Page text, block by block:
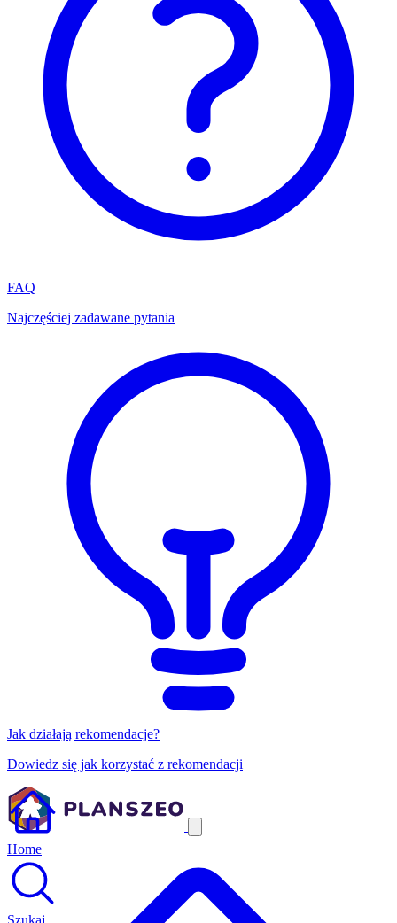
FAQ
Najczęściej zadawane pytania
Jak działają rekomendacje?
Dowiedz się jak korzystać z rekomendacji
Home
Szukaj